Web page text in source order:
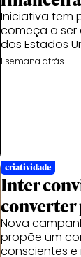
Iniciativa tem
começa a ser
dos Estados
1 semana atrás
criatividade
Inter
converter
Nova
propõe um
conscientes e